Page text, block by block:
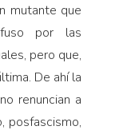
mutante que
por las
pero que,
De ahí la
renuncian a
posfascismo,